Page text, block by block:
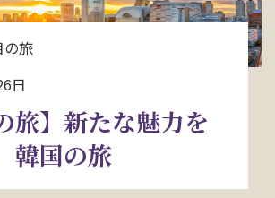
お問い合わせ
電話にてお問い合わせ
の旅
日
旅】新たな魅力を
韓国の旅